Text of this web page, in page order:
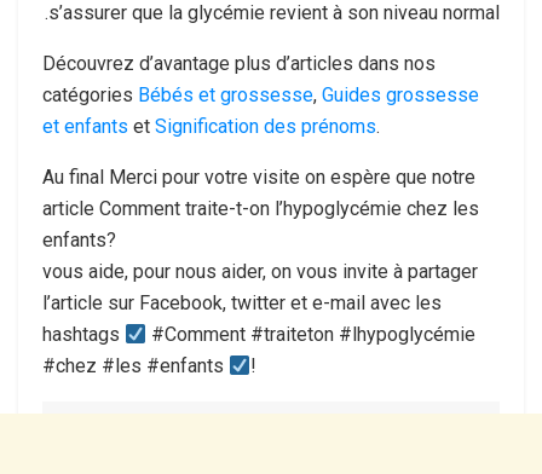
s’assurer que la glycémie revient à son niveau normal.
Découvrez d’avantage plus d’articles dans nos
catégories Bébés et grossesse, Guides grossesse
et enfants et Signification des prénoms.
Au final Merci pour votre visite on espère que notre
article Comment traite-t-on l’hypoglycémie chez les
enfants?
vous aide, pour nous aider, on vous invite à partager
l’article sur Facebook, twitter et e-mail avec les
hashtags
#Comment #traiteton #lhypoglycémie
#chez #les #enfants
!